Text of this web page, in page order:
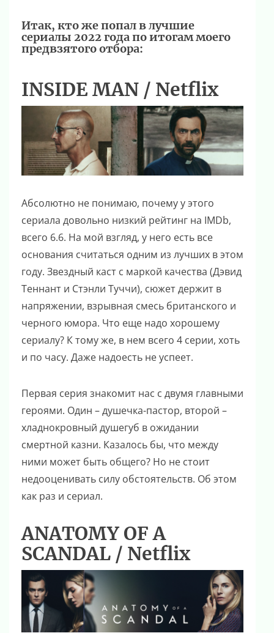
Итак, кто же попал в лучшие
сериалы 2022 года по итогам моего
предвзятого отбора:
INSIDE MAN / Netflix
Абсолютно не понимаю, почему у этого
сериала довольно низкий рейтинг на IMDb,
всего 6.6. На мой взгляд, у него есть все
основания считаться одним из лучших в этом
году. Звездный каст с маркой качества (Дэвид
Теннант и Стэнли Туччи), сюжет держит в
напряжении, взрывная смесь британского и
черного юмора. Что еще надо хорошему
сериалу? К тому же, в нем всего 4 серии, хоть
и по часу. Даже надоесть не успеет.
Первая серия знакомит нас с двумя главными
героями. Один – душечка-пастор, второй –
хладнокровный душегуб в ожидании
смертной казни. Казалось бы, что между
ними может быть общего? Но не стоит
недооценивать силу обстоятельств. Об этом
как раз и сериал.
ANATOMY OF A
SCANDAL / Netflix